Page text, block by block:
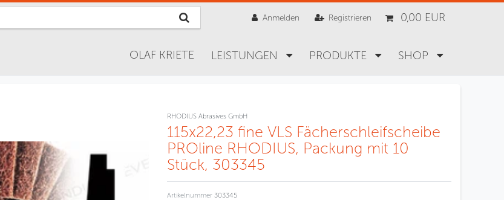
Anmelden Registrieren 0,00 EUR
OLAF KRIETE LEISTUNGEN PRODUKTE SHOP
RHODIUS Abrasives GmbH
115x22,23 fine VLS Fächerschleifscheibe
PROline RHODIUS, Packung mit 10
Stück, 303345
Artikelnummer 303345